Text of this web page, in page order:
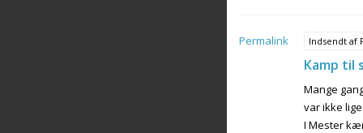
Permalink Indsendt af
Kamp til
Mange
var ikke
I Mester